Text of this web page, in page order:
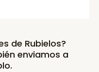
de Rubielos?
enviamos a